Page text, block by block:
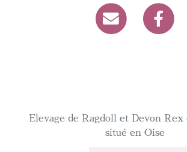
Elevage de Ragdoll et Devon Rex
situé en Oise